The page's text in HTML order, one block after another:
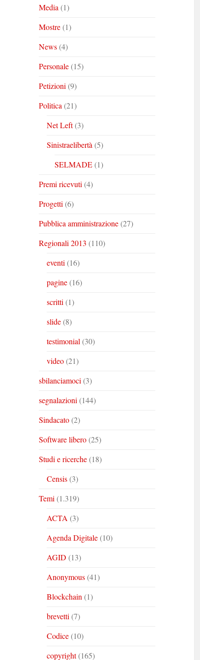
Media (1)
Mostre(1)
News(4)
Personale(15)
Petizioni (9)
Politica (21)
Net Left(3)
Sinistraelibertà (5)
SELMADE(1)
Premi ricevuti (4)
Progetti (6)
Pubblica amministrazione(27)
Regionali 2013 (110)
eventi (16)
pagine(16)
scritti (1)
slide(8)
testimonial (30)
video(21)
sbilanciamoci (3)
segnalazioni (144)
Sindacato(2)
Software libero(25)
Studi e ricerche(18)
Censis(3)
Temi (1.319)
ACTA (3)
Agenda Digitale(10)
AGID (13)
Anonymous(41)
Blockchain (1)
brevetti (7)
Codice(10)
copyright(165)